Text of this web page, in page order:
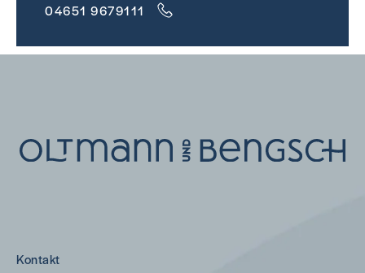
04651 9679111
Kontakt